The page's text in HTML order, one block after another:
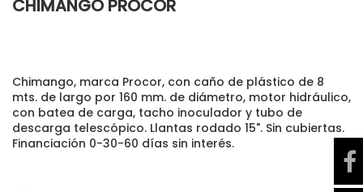
CHIMANGO PROCOR
Chimango, marca Procor, con caño de plástico de 8
mts. de largo por 160 mm. de diámetro, motor hidráulico,
con batea de carga, tacho inoculador y tubo de
descarga telescópico. Llantas rodado 15". Sin cubiertas.
Financiación 0-30-60 días sin interés.